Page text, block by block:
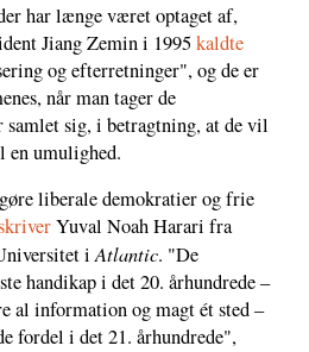
har længe været optaget af,
Jiang Zemin i 1995kaldte
og efterretninger", og de er
når man tager de
samlet sig, i betragtning, at de vil
en umulighed.
liberale demokratier og frie
Yuval Noah Harari fra
iAtlantic. "De
handikap i det 20. århundrede –
al information og magt ét sted –
fordel i det 21. århundrede",